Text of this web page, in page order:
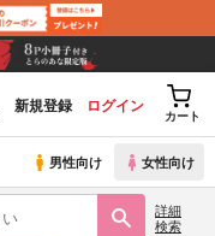
新規登録 ログイン
カート
男性向け 女性向け
詳細
検索